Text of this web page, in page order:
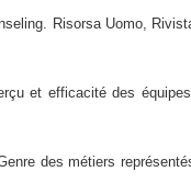
Risorsa Uomo,
et efficacité des
des métiers